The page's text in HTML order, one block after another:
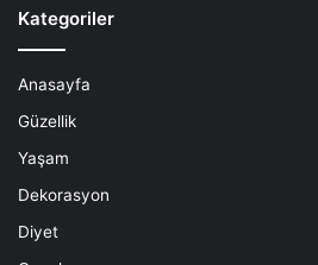
Kategoriler
Anasayfa
Güzellik
Yaşam
Dekorasyon
Diyet